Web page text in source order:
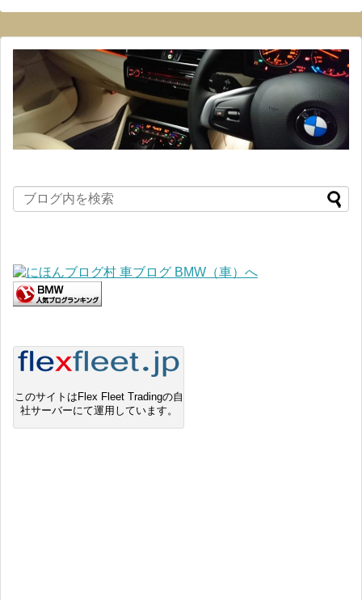
このサイトはFlex Fleet Tradingの自
社サーバーにて運用しています。